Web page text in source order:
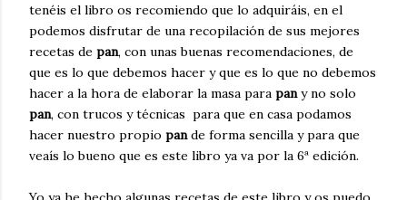
tenéis el libro os recomiendo que lo adquiráis, en el
podemos disfrutar de una recopilación de sus mejores
recetas de pan, con unas buenas recomendaciones, de
que es lo que debemos hacer y que es lo que no debemos
hacer a la hora de elaborar la masa para pan y no solo
pan, con trucos y técnicas para que en casa podamos
hacer nuestro propio pan de forma sencilla y para que
veaís lo bueno que es este libro ya va por la 6ª edición.